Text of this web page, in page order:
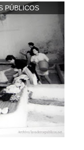
PÚBLICOS